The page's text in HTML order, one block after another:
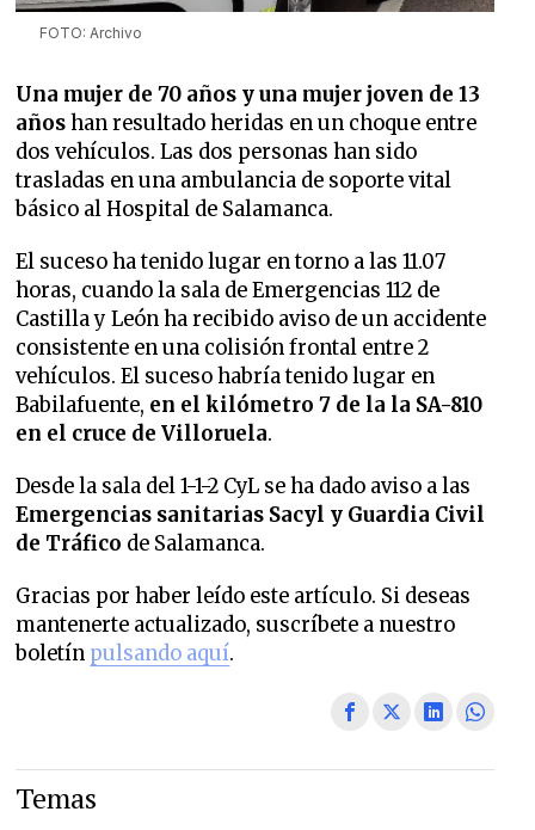
FOTO: Archivo
Una mujer de 70 años y una mujer joven de 13
años han resultado heridas en un choque entre
dos vehículos. Las dos personas han sido
trasladas en una ambulancia de soporte vital
básico al Hospital de Salamanca.
El suceso ha tenido lugar en torno a las 11.07
horas, cuando la sala de Emergencias 112 de
Castilla y León ha recibido aviso de un accidente
consistente en una colisión frontal entre 2
vehículos. El suceso habría tenido lugar en
Babilafuente, en el kilómetro 7 de la la SA-810
en el cruce de Villoruela.
Desde la sala del 1-1-2 CyL se ha dado aviso a las
Emergencias sanitarias Sacyl y Guardia Civil
de Tráfico de Salamanca.
Gracias por haber leído este artículo. Si deseas
mantenerte actualizado, suscríbete a nuestro
boletín pulsando aquí.
Temas